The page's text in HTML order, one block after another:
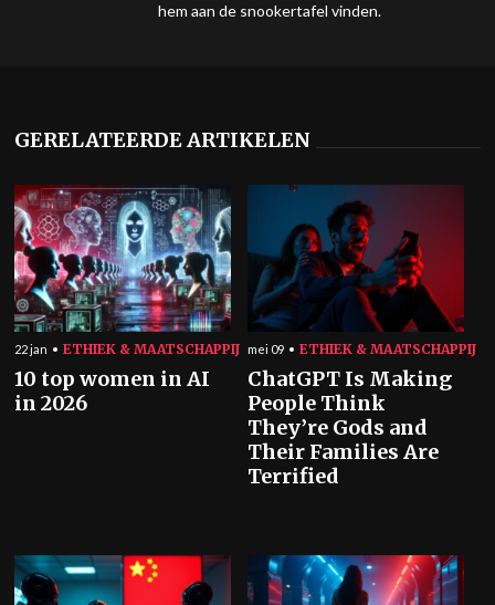
hem aan de snookertafel vinden.
GERELATEERDE ARTIKELEN
22 jan ETHIEK & MAATSCHAPPIJ
10 top women in AI
in 2026
mei 09 ETHIEK & MAATSCHAPPIJ
ChatGPT Is Making
People Think
They’re Gods and
Their Families Are
Terrified